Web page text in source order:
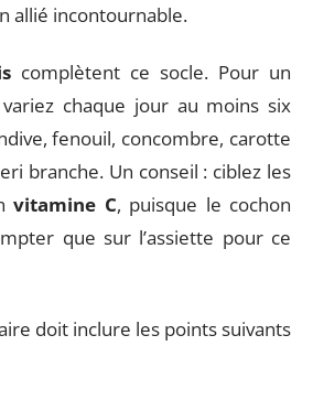
allié incontournable.
complètent ce socle. Pour un
chaque jour au moins six
fenouil, concombre, carotte
branche. Un conseil : ciblez les
vitamine C, puisque le cochon
que sur l’assiette pour ce
doit inclure les points suivants